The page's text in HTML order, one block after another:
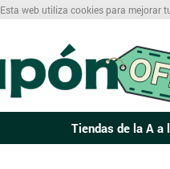
Esta web utiliza cookies para mejorar
Tiendas de la A a